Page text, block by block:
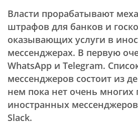
Власти прорабатывают
штрафов для банков и
оказывающих услуги в
мессенджерах. В первую
WhatsApp и Telegram.
мессенджеров состоит из
нем пока нет очень многих
иностранных
Slack.